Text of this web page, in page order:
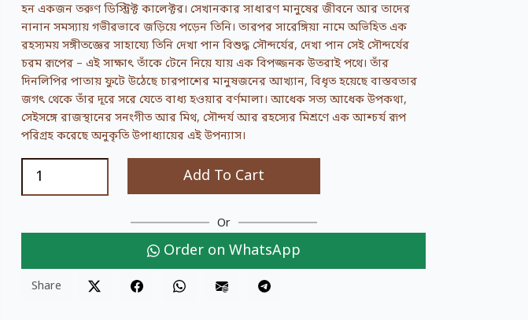
হন একজন তরুণ ডিস্ট্রিক্ট কালেক্টর। সেখানকার সাধারণ মানুষের জীবনে আর তাদের
নানান সমস্যায় গভীরভাবে জড়িয়ে পড়েন তিনি। তারপর সারেঙ্গিয়া নামে অভিহিত এক
রহস্যময় সঙ্গীতজ্ঞের সাহায্যে তিনি দেখা পান বিশুদ্ধ সৌন্দর্যের, দেখা পান সেই সৌন্দর্যের
চরম রূপের – এই সাক্ষাৎ তাঁকে টেনে নিয়ে যায় এক বিপজ্জনক উতরাই পথে। তাঁর
দিনলিপির পাতায় ফুটে উঠেছে চারপাশের মানুষজনের আখ্যান, বিধৃত হয়েছে বাস্তবতার
জগৎ থেকে তাঁর দূরে সরে যেতে বাধ্য হওয়ার বর্ণমালা। আধেক সত্য আধেক উপকথা,
সেইসঙ্গে রাজস্থানের সনংগীত আর মিথ, সৌন্দর্য আর রহস্যের মিশ্রণে এক আশ্চর্য রূপ
পরিগ্রহ করেছে অনুকৃতি উপাধ্যায়ের এই উপন্যাস।
Add To Cart
Or
Order on WhatsApp
Share